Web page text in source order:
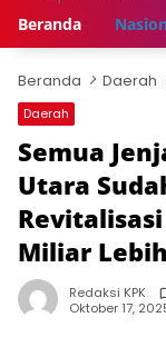
Beranda
Beranda Daerah
Daerah
Semua
Utara
Miliar Lebih
Redaksi KPK
Oktober 17,